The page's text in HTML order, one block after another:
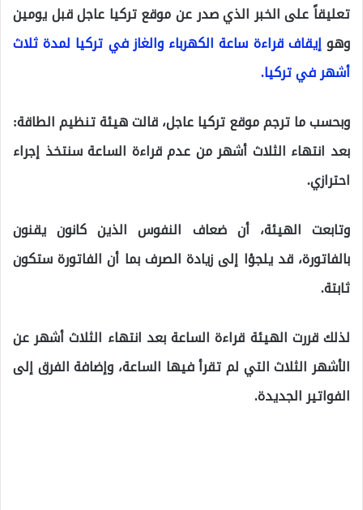
تعليقاً على الخبر الذي صدر عن موقع تركيا عاجل قبل يومين
وهوإيقاف قراءة ساعة الكهرباء والغاز في تركيا لمدة ثلاث
أشهر في تركيا.
وبحسب ما ترجم موقع تركيا عاجل، قالت هيئة تنظيم الطاقة:
بعد انتهاء الثلاث أشهر من عدم قراءة الساعة سنتخذ إجراء
احترازي.
وتابعت الهيئة، أن ضعاف النفوس الذين كانون يقنون
بالفاتورة، قد يلجؤا إلى زيادة الصرف بما أن الفاتورة ستكون
ثابتة.
لذلك قررت الهيئة قراءة الساعة بعد انتهاء الثلاث أشهر عن
الأشهر الثلاث التي لم تقرأ فيها الساعة، وإضافة الفرق إلى
الفواتير الجديدة.